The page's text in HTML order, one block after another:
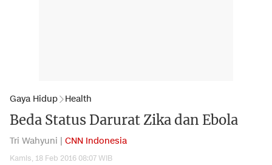
Gaya Hidup Health
Beda Status Darurat Zika dan Ebola
Tri Wahyuni | CNN Indonesia
Kamis, 18 Feb 2016 08:07 WIB